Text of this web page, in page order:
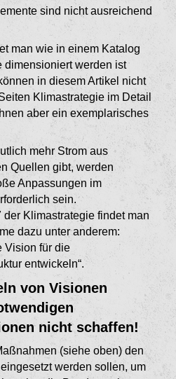
sind nicht ausreichend
man wie in einem Katalog
dimensioniert werden ist
in diesem Artikel nicht
Klimastrategie im Detail
aber ein exemplarisches
mehr Strom aus
Quellen gibt, werden
Anpas­sungen im
sein.
der Klimastrategie findet man
dazu unter anderem:
Vision für die
entwickeln“.
von Visionen
nicht schaffen!
(siehe oben) den
werden sollen, um